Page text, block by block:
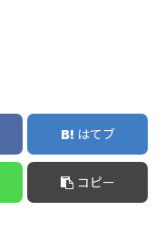
はてブ
コピー